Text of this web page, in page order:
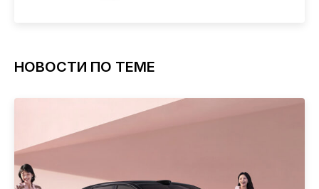
НОВОСТИ ПО ТЕМЕ